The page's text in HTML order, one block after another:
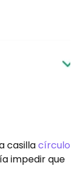
casillacírculo
impedir que